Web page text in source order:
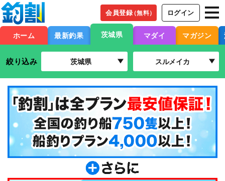
会員登録（無料） ログイン
ホーム 最新釣果 茨城県 マダイ マガジン
絞り込み 茨城県 スルメイカ